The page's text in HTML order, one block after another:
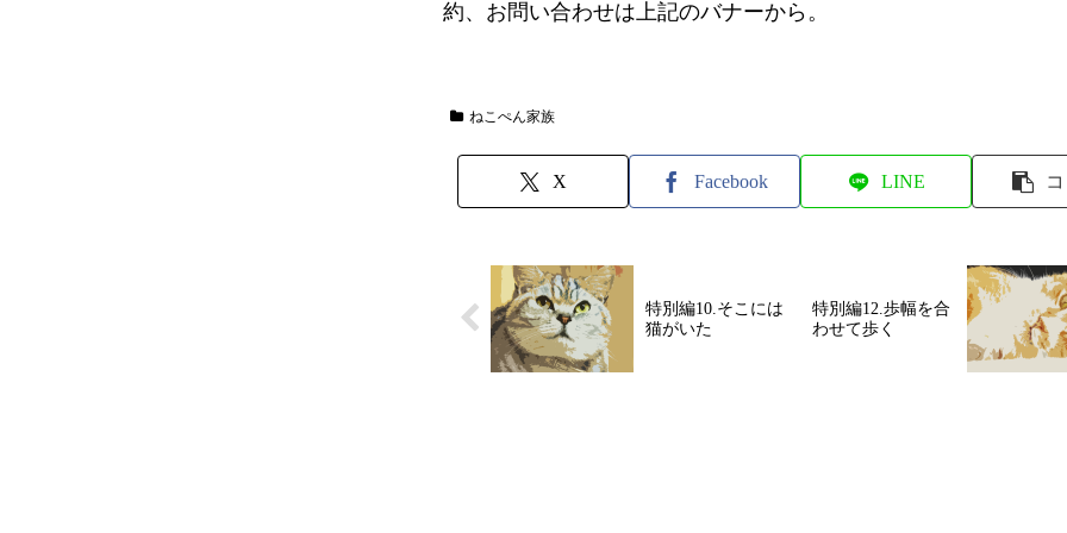
約、お問い合わせは上記のバナーから。
ねこぺん家族
X Facebook LINE
特別編10.そこには
猫がいた
特別編12.歩幅を合
わせて歩く